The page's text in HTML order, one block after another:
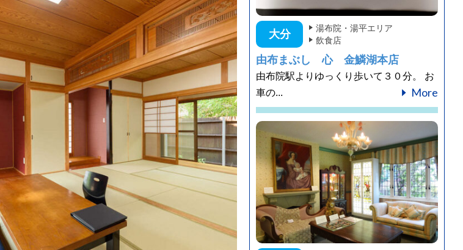
大分
湯布院・湯平エリア
飲食店
由布まぶし 心 金鱗湖本店
由布院駅よりゆっくり歩いて３０分。 お
車の...
More